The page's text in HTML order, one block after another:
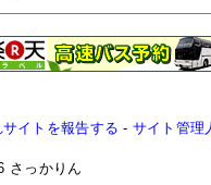
サイトを報告する - サイト管理
さっかりん